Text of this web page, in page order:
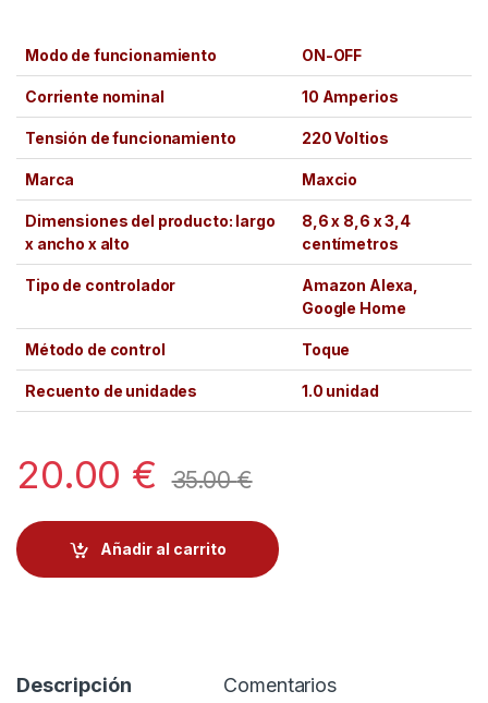
Modo de funcionamiento ON-OFF
Corriente nominal 10 Amperios
Tensión de funcionamiento 220 Voltios
Marca Maxcio
Dimensiones del producto: largo
x ancho x alto
8,6 x 8,6 x 3,4
centímetros
Tipo de controlador
Amazon Alexa,
Google Home
Método de control Toque
Recuento de unidades 1.0 unidad
20.00 € 35.00€
Añadir al carrito
Descripción Comentarios